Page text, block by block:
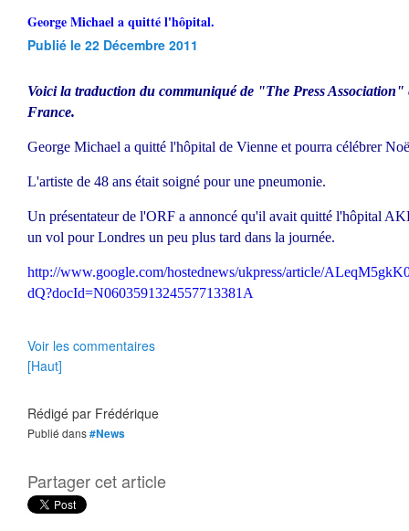
George Michael a quitté l'hôpital.
Publié le 22 Décembre 2011
Voici la traduction du communiqué de "The Press
France.
George Michael a quitté l'hôpital de Vienne et pourra célébrer
L'artiste de 48 ans était soigné pour une pneumonie.
Un présentateur de l'ORF a annoncé qu'il avait quitté l'hôpital
un vol pour Londres un peu plus tard dans la journée.
http://www.google.com/hostednews/ukpress/article/
dQ?docId=N0603591324557713381A
Voir les commentaires
[Haut]
Rédigé par Frédérique
Publié dans#News
Partager cet article